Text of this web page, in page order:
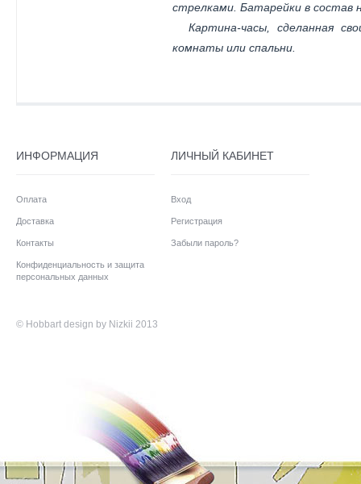
стрелками. Батарейки в состав
Картина-часы, сделанная
комнаты или спальни.
ИНФОРМАЦИЯ
Оплата
Доставка
Контакты
Конфиденциальность и защита
персональных данных
ЛИЧНЫЙ КАБИНЕТ
Вход
Регистрация
Забыли пароль?
© Hobbart design by Nizkii 2013